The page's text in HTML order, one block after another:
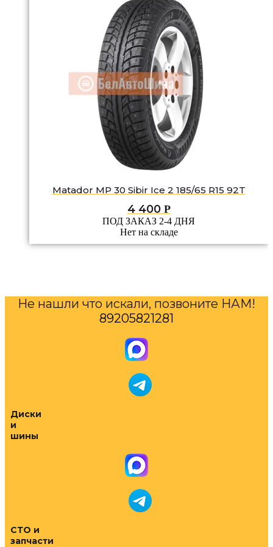
Matador MP 30 Sibir Ice 2 185/65 R15 92T
4 400 Р
ПОД ЗАКАЗ 2-4 ДНЯ
Нет на складе
Не нашли что искали, позвоните НАМ!
89205821281
Диски
и
шины
СТО и
запчасти